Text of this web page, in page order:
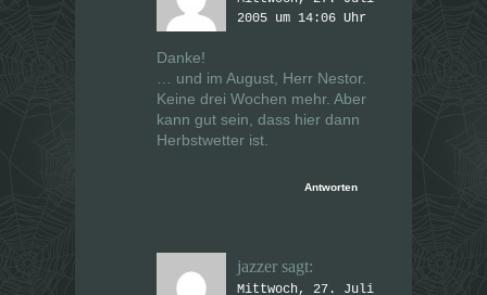
2005 um 14:06 Uhr
Danke!
… und im August, Herr Nestor.
Keine drei Wochen mehr. Aber
kann gut sein, dass hier dann
Herbstwetter ist.
Antworten
jazzer sagt:
Mittwoch, 27. Juli